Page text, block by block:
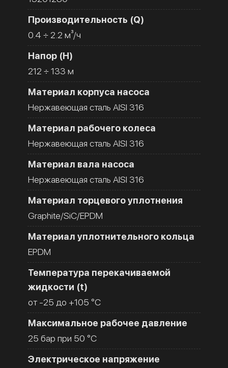
Производительность (Q)
0.4 ÷ 2.2 м³/ч
Напор (H)
212 ÷ 133 м
Материал корпуса насоса
Нержавеющая сталь AISI 316
Материал рабочего колеса
Нержавеющая сталь AISI 316
Материал вала насоса
Нержавеющая сталь AISI 316
Материал торцевого уплотнения
Graphite/SiC/EPDM
Материал уплотнительного кольца
EPDM
Температура перекачиваемой
жидкости (t)
от -25 до +105 °C
Максимальное рабочее давление
25 бар при 50 °C
Электрическое напряжение